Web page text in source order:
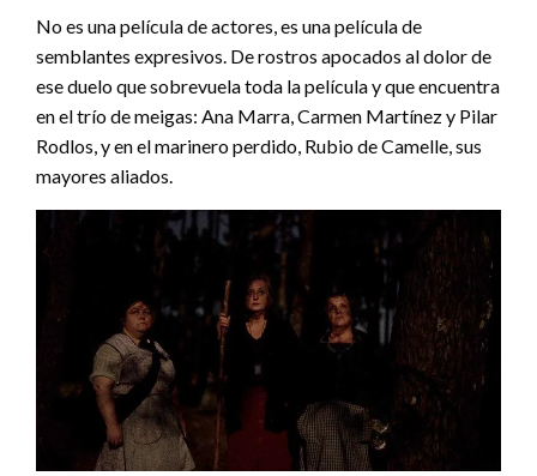
No es una película de actores, es una película de
semblantes expresivos. De rostros apocados al dolor de
ese duelo que sobrevuela toda la película y que encuentra
en el trío de meigas: Ana Marra, Carmen Martínez y Pilar
Rodlos, y en el marinero perdido, Rubio de Camelle, sus
mayores aliados.